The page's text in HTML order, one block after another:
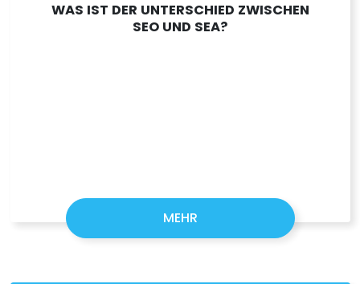
WAS IST DER UNTERSCHIED ZWISCHEN
SEO UND SEA?
MEHR